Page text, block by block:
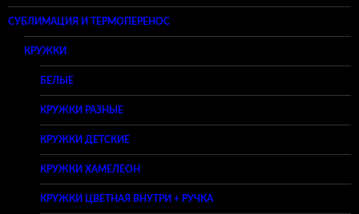
СУБЛИМАЦИЯ И ТЕРМОПЕРЕНОС
КРУЖКИ
БЕЛЫЕ
КРУЖКИ РАЗНЫЕ
КРУЖКИ ДЕТСКИЕ
КРУЖКИ ХАМЕЛЕОН
КРУЖКИ ЦВЕТНАЯ ВНУТРИ + РУЧКА